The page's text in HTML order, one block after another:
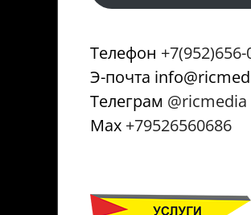
Телефон
Э-почта
Телеграм @ricmedia
Мах +79526560686